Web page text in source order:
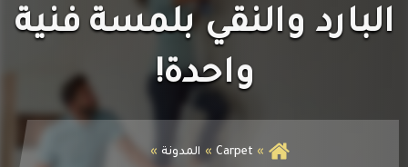
البارد والنقي بلمسة فنية
واحدة!
Carpet
المدونة